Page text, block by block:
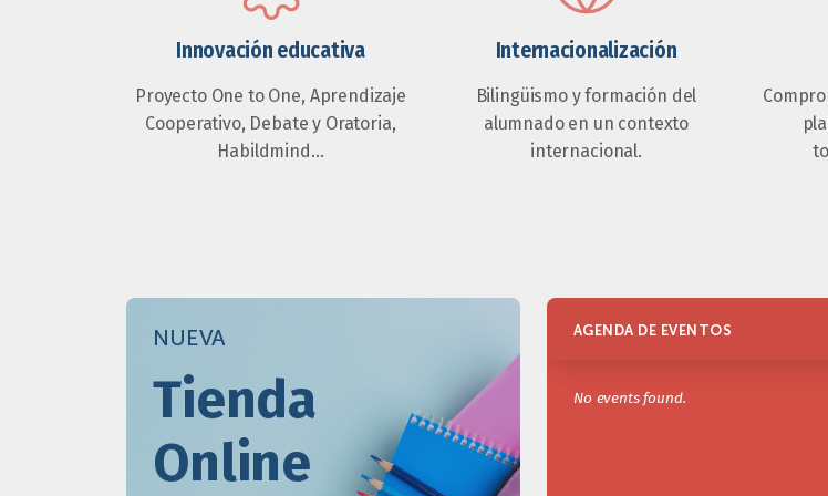
Innovación educativa
Proyecto One to One, Aprendizaje
Cooperativo, Debate y Oratoria,
Habildmind…
Internacionalización
Bilingüismo y formación del
alumnado en un contexto
internacional.
NUEVA
Tienda
Online
AGENDA DE EVENTOS
No events found.